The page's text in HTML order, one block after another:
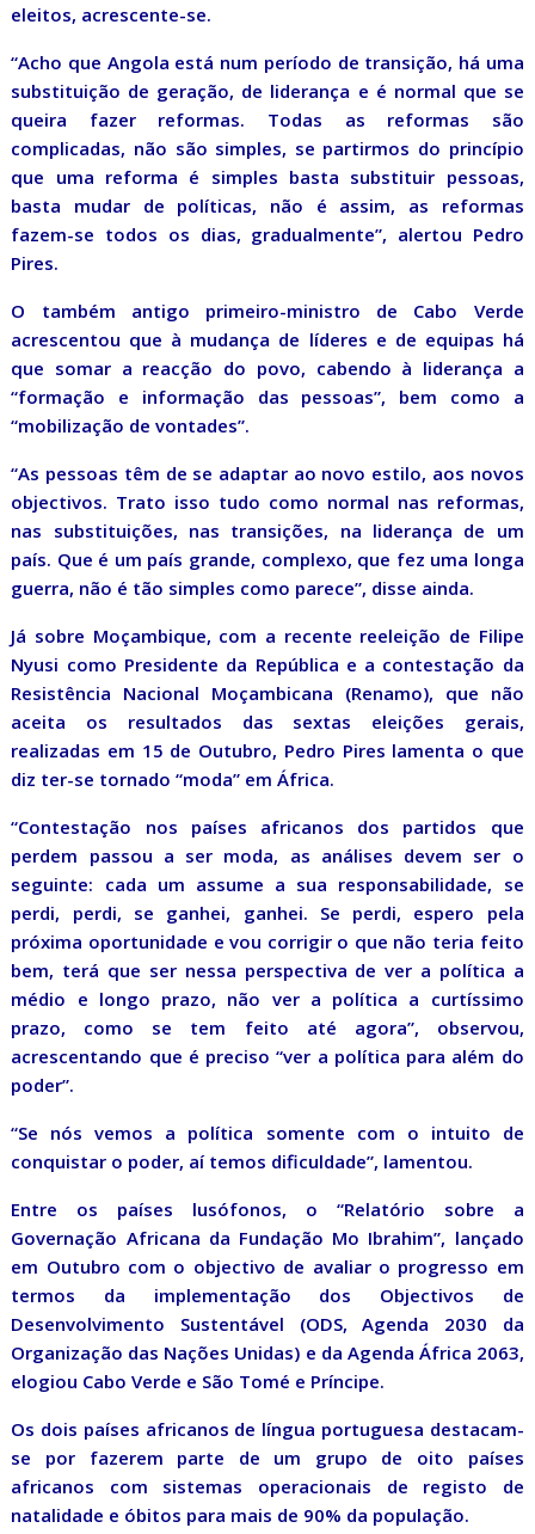
eleitos, acrescente-se.
“Acho que Angola está num período de transição, há uma
substituição de geração, de liderança e é normal que se
queira fazer reformas. Todas as reformas são
complicadas, não são simples, se partirmos do princípio
que uma reforma é simples basta substituir pessoas,
basta mudar de políticas, não é assim, as reformas
fazem-se todos os dias, gradualmente”, alertou Pedro
Pires.
O também antigo primeiro-ministro de Cabo Verde
acrescentou que à mudança de líderes e de equipas há
que somar a reacção do povo, cabendo à liderança a
“formação e informação das pessoas”, bem como a
“mobilização de vontades”.
“As pessoas têm de se adaptar ao novo estilo, aos novos
objectivos. Trato isso tudo como normal nas reformas,
nas substituições, nas transições, na liderança de um
país. Que é um país grande, complexo, que fez uma longa
guerra, não é tão simples como parece”, disse ainda.
Já sobre Moçambique, com a recente reeleição de Filipe
Nyusi como Presidente da República e a contestação da
Resistência Nacional Moçambicana (Renamo), que não
aceita os resultados das sextas eleições gerais,
realizadas em 15 de Outubro, Pedro Pires lamenta o que
diz ter-se tornado “moda” em África.
“Contestação nos países africanos dos partidos que
perdem passou a ser moda, as análises devem ser o
seguinte: cada um assume a sua responsabilidade, se
perdi, perdi, se ganhei, ganhei. Se perdi, espero pela
próxima oportunidade e vou corrigir o que não teria feito
bem, terá que ser nessa perspectiva de ver a política a
médio e longo prazo, não ver a política a curtíssimo
prazo, como se tem feito até agora”, observou,
acrescentando que é preciso “ver a política para além do
poder”.
“Se nós vemos a política somente com o intuito de
conquistar o poder, aí temos dificuldade”, lamentou.
Entre os países lusófonos, o “Relatório sobre a
Governação Africana da Fundação Mo Ibrahim”, lançado
em Outubro com o objectivo de avaliar o progresso em
termos da implementação dos Objectivos de
Desenvolvimento Sustentável (ODS, Agenda 2030 da
Organização das Nações Unidas) e da Agenda África 2063,
elogiou Cabo Verde e São Tomé e Príncipe.
Os dois países africanos de língua portuguesa destacam-
se por fazerem parte de um grupo de oito países
africanos com sistemas operacionais de registo de
natalidade e óbitos para mais de 90% da população.